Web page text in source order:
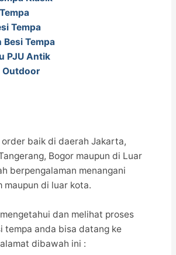
Tempa
Besi Tempa
PJU Antik
Outdoor
order baik di daerah Jakarta,
Bogor maupun di Luar
berpengalaman menangani
maupun di luar kota.
dan melihat proses
tempa anda bisa datang ke
dibawah ini :